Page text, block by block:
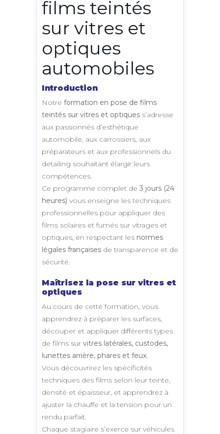
films teintés
sur vitres et
optiques
automobiles
Introduction
Notre formation en pose de films
teintés sur vitres et optiques s’adresse
aux passionnés d’esthétique
automobile, aux carrossiers, aux
préparateurs et aux professionnels du
detailing souhaitant élargir leurs
compétences.
Ce programme complet de 3 jours (24
heures) vous enseigne les techniques
professionnelles pour appliquer des
films solaires et fumés sur vitrages et
optiques, en respectant les normes
légales françaises de transparence et de
sécurité.
Maîtrisez la pose sur vitres et
optiques
Au cours de cette formation, vous
apprendrez à préparer les surfaces,
découper et appliquer différents types
de films sur vitres latérales, custodes,
lunettes arrière, phares et feux.
Vous découvrirez les spécificités
techniques des films selon leur teinte,
densité et épaisseur, et apprendrez à
ajuster la chauffe et la tension pour un
rendu parfait.
Chaque stagiaire s’exerce sur véhicules